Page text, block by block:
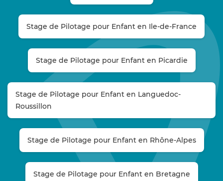
Stage de Pilotage pour Enfant en Ile-de-France
Stage de Pilotage pour Enfant en Picardie
Stage de Pilotage pour Enfant en Languedoc-
Roussillon
Stage de Pilotage pour Enfant en Rhône-Alpes
Stage de Pilotage pour Enfant en Bretagne